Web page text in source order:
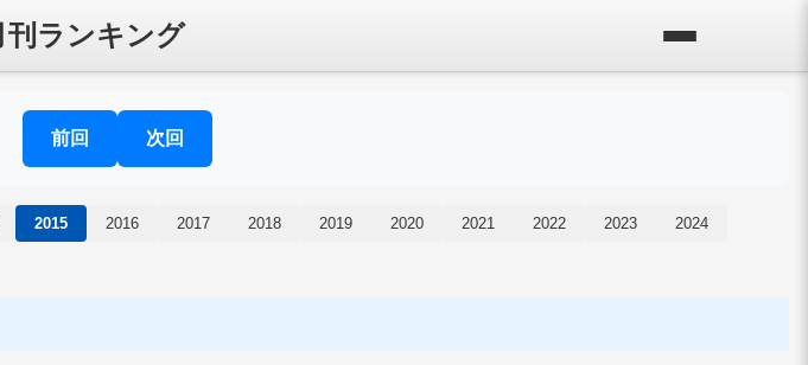
刊ランキング
前回 次回
2015 2016 2017 2018 2019 2020 2021 2022 2023 2024